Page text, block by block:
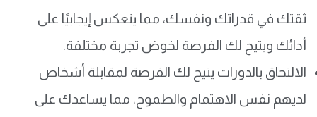
ثقتك في قدراتك ونفسك، مما ينعكس إيجابيًا على
أدائك ويتيح لك الفرصة لخوض تجربة مختلفة.
الالتحاق بالدورات يتيح لك الفرصة لمقابلة أشخاص
لديهم نفس الاهتمام والطموح، مما يساعدك على